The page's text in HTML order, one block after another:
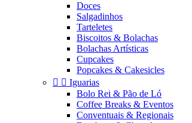
Doces
Salgadinhos
Tarteletes
Biscoitos & Bolachas
Bolachas Artísticas
Cupcakes
Popcakes & Cakesicles
  Iguarias
Bolo Rei & Pão de Ló
Coffee Breaks & Eventos
Conventuais & Regionais